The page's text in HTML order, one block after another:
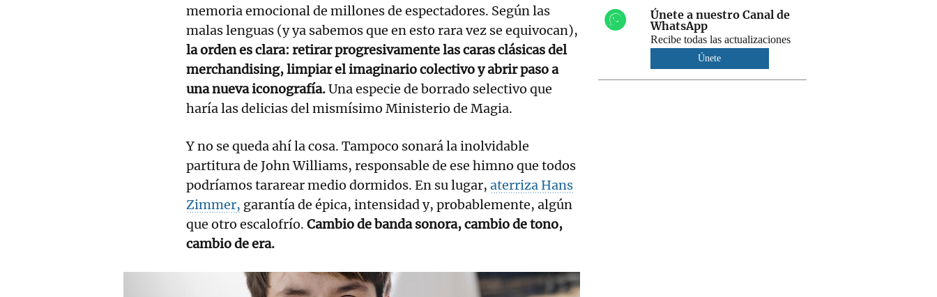
memoria emocional de millones de espectadores. Según las
malas lenguas (y ya sabemos que en esto rara vez se equivocan),
la orden es clara: retirar progresivamente las caras clásicas del
merchandising, limpiar el imaginario colectivo y abrir paso a
una nueva iconografía.Una especie de borrado selectivo que
haría las delicias del mismísimo Ministerio de Magia.
Y no se queda ahí la cosa. Tampoco sonará la inolvidable
partitura de John Williams, responsable de ese himno que todos
podríamos tararear medio dormidos. En su lugar, aterriza Hans
Zimmer, garantía de épica, intensidad y, probablemente, algún
que otro escalofrío. Cambio de banda sonora, cambio de tono,
cambio de era.
Únete a nuestro Canal de
WhatsApp
Recibe todas las actualizaciones
Únete